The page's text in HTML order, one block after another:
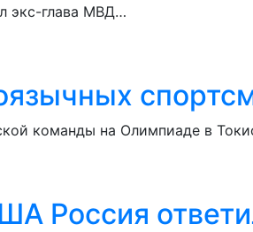
экс-глава МВД…
команды на Олимпиаде в
Россия